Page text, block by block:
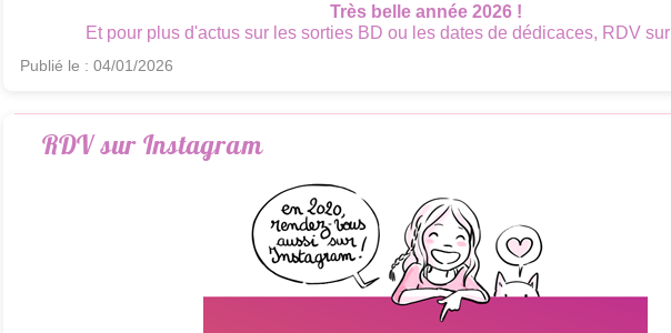
Très belle année 2026 !
Et pour plus d'actus sur les sorties BD ou les dates de dédicaces, RDV sur
Publié le : 04/01/2026
RDV sur Instagram